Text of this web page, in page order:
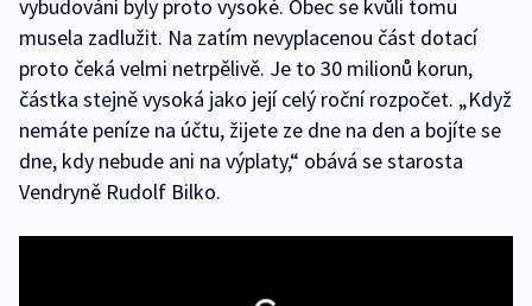
vybudování byly proto vysoké. Obec se kvůli tomu
musela zadlužit. Na zatím nevyplacenou část dotací
proto čeká velmi netrpělivě. Je to 30 milionů korun,
částka stejně vysoká jako její celý roční rozpočet. „Když
nemáte peníze na účtu, žijete ze dne na den a bojíte se
dne, kdy nebude ani na výplaty,“ obává se starosta
Vendryně Rudolf Bilko.